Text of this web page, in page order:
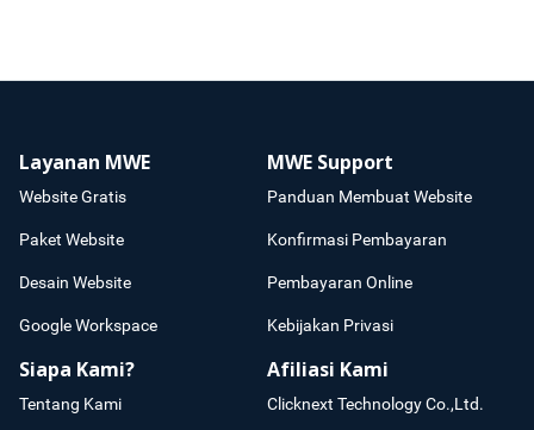
Layanan MWE
Website Gratis
Paket Website
Desain Website
Google Workspace
MWE Support
Panduan Membuat Website
Konfirmasi Pembayaran
Pembayaran Online
Kebijakan Privasi
Siapa Kami?
Tentang Kami
Afiliasi Kami
Clicknext Technology Co.,Ltd.